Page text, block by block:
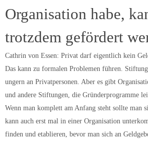
Organisation habe,
trotzdem gefördert
Cathrin von Essen: Privat darf eigentlich kein
Das kann zu formalen Problemen führen.
ungern an Privatpersonen. Aber es gibt
und andere Stiftungen, die Gründerprogramme
Wenn man komplett am Anfang steht sollte man
kann auch erst mal in einer Organisation
finden und etablieren, bevor man sich an